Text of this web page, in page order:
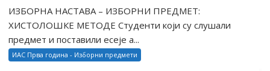
ИЗБОРНА НАСТАВА – ИЗБОРНИ ПРЕДМЕТ:
ХИСТОЛОШКЕ МЕТОДЕ Студенти који су слушали
предмет и поставили есеје а...
ИАС Прва година - Изборни предмети